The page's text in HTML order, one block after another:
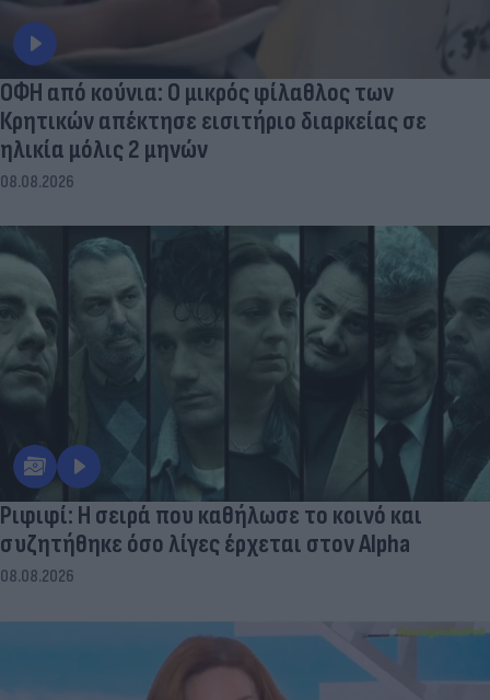
ΟΦΗ από κούνια: Ο μικρός φίλαθλος των
Κρητικών απέκτησε εισιτήριο διαρκείας σε
ηλικία μόλις 2 μηνών
08.08.2026
Ριφιφί: Η σειρά που καθήλωσε το κοινό και
συζητήθηκε όσο λίγες έρχεται στον Alpha
08.08.2026